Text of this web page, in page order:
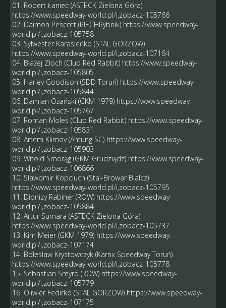
01. Robert Łaniec (ASTECK Zielona Góra)
https://www.speedway-world.pl/i,zobacz-105766
02. Daimon Pescott (PIECHRybnik) https://www.speedway-
world.pl/i,zobacz-105758
03. Sylwester Karasieńko (STAL GORZOW)
https://www.speedway-world.pl/i,zobacz-107164
04. Błażej Złoch (Club Red Rabbit) https://www.speedway-
world.pl/i,zobacz-105805
05. Harley Goodison (SDD Toruń) https://www.speedway-
world.pl/i,zobacz-105844
06. Damian Ożański (GKM 1979) https://www.speedway-
world.pl/i,zobacz-105767
07. Roman Moles (Club Red Rabbit) https://www.speedway-
world.pl/i,zobacz-105831
08. Artem Klimov (Ahtung SC) https://www.speedway-
world.pl/i,zobacz-105903
09. Witold Smorąg (GKM Grudziądz) https://www.speedway-
world.pl/i,zobacz-106866
10. Sławomir Kopciuch (Stal-Browar Bialcz)
https://www.speedway-world.pl/i,zobacz-105795
11. Dionizy Rabiner (ROW) https://www.speedway-
world.pl/i,zobacz-105884
12. Artur Sumara (ASTECK Zielona Góra)
https://www.speedway-world.pl/i,zobacz-105737
13. Kim Meier (GKM 1979) https://www.speedway-
world.pl/i,zobacz-107174
14. Bolesław Krystowczyk (Karrix Speedway Toruń)
https://www.speedway-world.pl/i,zobacz-105778
15. Sebastian Smyrd (ROW) https://www.speedway-
world.pl/i,zobacz-105779
16. Oliwier Fedirko (STAL GORZOW) https://www.speedway-
world.pl/i,zobacz-107175